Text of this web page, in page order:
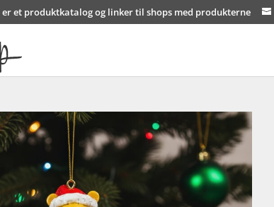
er et produktkatalog og linker til shops med produkterne